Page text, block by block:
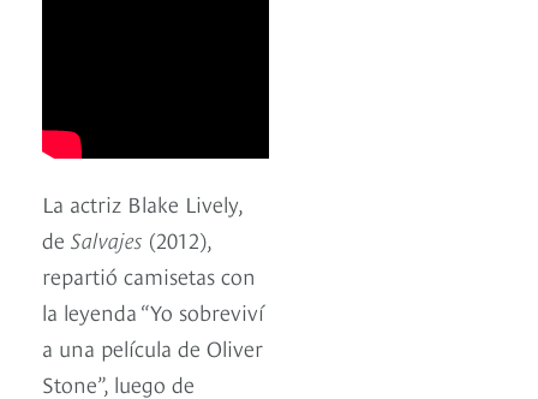
La actriz Blake Lively,
de Salvajes (2012),
repartió camisetas con
la leyenda “Yo sobreviví
a una película de Oliver
Stone”, luego de